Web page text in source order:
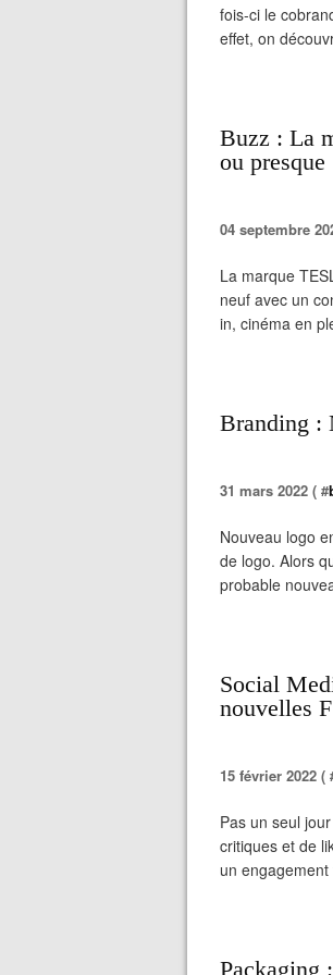
fois-ci le
effet, on
Buzz : La
ou presque
04 septembre
La marque
neuf avec un
in, cinéma en
Branding :
31 mars 2022 ( #
Nouveau logo
de logo. Alors
probable
Social
nouvelles
15 février 2022 (
Pas un seul
critiques et de
un
Packaging